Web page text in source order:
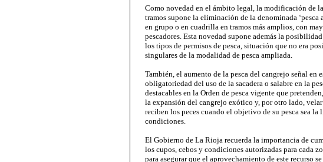
Como novedad en el ámbito legal, la modificación de
tramos supone la eliminación de la denominada ‘pesca
en grupo o en cuadrilla en tramos más amplios, con
pescadores. Esta novedad supone además la
los tipos de permisos de pesca, situación que no era
singulares de la modalidad de pesca ampliada.
También, el aumento de la pesca del cangrejo señal en
obligatoriedad del uso de la sacadera o salabre en la
destacables en la Orden de pesca vigente que
la expansión del cangrejo exótico y, por otro lado,
reciben los peces cuando el objetivo de su pesca sea
condiciones.
El Gobierno de La Rioja recuerda la importancia de
los cupos, cebos y condiciones autorizadas para cada
para asegurar que el aprovechamiento de este recurso